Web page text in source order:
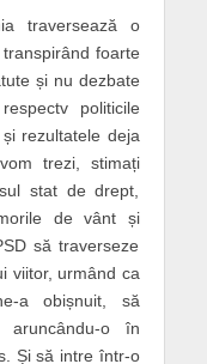
traversează o
foarte
și nu dezbate
politicile
rezultatele deja
trezi, stimați
stat de drept,
de vânt și
să traverseze
viitor, urmând ca
a obișnuit, să
aruncându-o în
Și să intre într-o